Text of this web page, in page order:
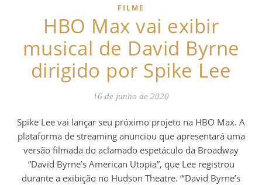
FILME
HBO Max vai exibir
musical de David Byrne
dirigido por Spike Lee
16 de junho de 2020
Spike Lee vai lançar seu próximo projeto na HBO Max. A
plataforma de streaming anunciou que apresentará uma
versão filmada do aclamado espetáculo da Broadway
“David Byrne’s American Utopia”, que Lee registrou
durante a exibição no Hudson Theatre. “‘David Byrne’s